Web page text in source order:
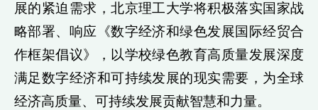
展的紧迫需求，北京理工大学将积极落实国家战
略部署、响应《数字经济和绿色发展国际经贸合
作框架倡议》，以学校绿色教育高质量发展深度
满足数字经济和可持续发展的现实需要，为全球
经济高质量、可持续发展贡献智慧和力量。